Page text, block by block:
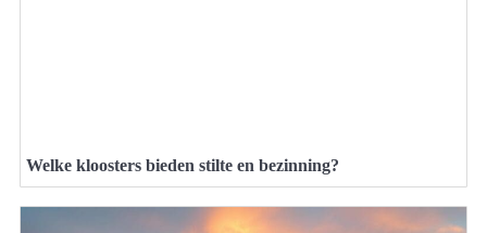
Welke kloosters bieden stilte en bezinning?